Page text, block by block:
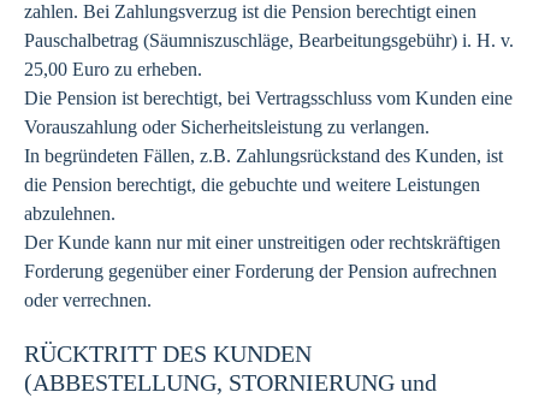
zahlen. Bei Zahlungsverzug ist die Pension berechtigt einen
Pauschalbetrag (Säumniszuschläge, Bearbeitungsgebühr) i. H. v.
25,00 Euro zu erheben.
Die Pension ist berechtigt, bei Vertragsschluss vom Kunden eine
Vorauszahlung oder Sicherheitsleistung zu verlangen.
In begründeten Fällen, z.B. Zahlungsrückstand des Kunden, ist
die Pension berechtigt, die gebuchte und weitere Leistungen
abzulehnen.
Der Kunde kann nur mit einer unstreitigen oder rechtskräftigen
Forderung gegenüber einer Forderung der Pension aufrechnen
oder verrechnen.
RÜCKTRITT DES KUNDEN
(ABBESTELLUNG, STORNIERUNG und